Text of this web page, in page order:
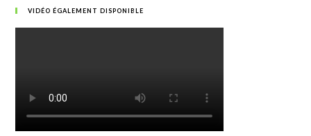
VIDÉO ÉGALEMENT DISPONIBLE